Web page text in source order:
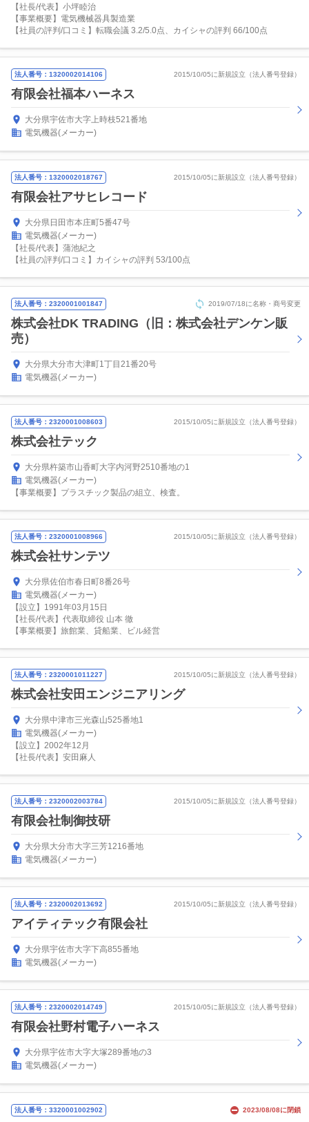
【社長/代表】小坪睦治
【事業概要】電気機械器具製造業
【社員の評判/口コミ】転職会議 3.2/5.0点、カイシャの評判 66/100点
法人番号：1320002014106 2015/10/05に新規設立（法人番号登録）
有限会社福本ハーネス
大分県宇佐市大字上時枝521番地
電気機器(メーカー)
法人番号：1320002018767 2015/10/05に新規設立（法人番号登録）
有限会社アサヒレコード
大分県日田市本庄町5番47号
電気機器(メーカー)
【社長/代表】蒲池紀之
【社員の評判/口コミ】カイシャの評判 53/100点
法人番号：2320001001847 2019/07/18に名称・商号変更
株式会社DK TRADING（旧：株式会社デンケン販
売）
大分県大分市大津町1丁目21番20号
電気機器(メーカー)
法人番号：2320001008603 2015/10/05に新規設立（法人番号登録）
株式会社テック
大分県杵築市山香町大字内河野2510番地の1
電気機器(メーカー)
【事業概要】プラスチック製品の組立、検査。
法人番号：2320001008966 2015/10/05に新規設立（法人番号登録）
株式会社サンテツ
大分県佐伯市春日町8番26号
電気機器(メーカー)
【設立】1991年03月15日
【社長/代表】代表取締役 山本 徹
【事業概要】旅館業、貸船業、ビル経営
法人番号：2320001011227 2015/10/05に新規設立（法人番号登録）
株式会社安田エンジニアリング
大分県中津市三光森山525番地1
電気機器(メーカー)
【設立】2002年12月
【社長/代表】安田麻人
法人番号：2320002003784 2015/10/05に新規設立（法人番号登録）
有限会社制御技研
大分県大分市大字三芳1216番地
電気機器(メーカー)
法人番号：2320002013692 2015/10/05に新規設立（法人番号登録）
アイティテック有限会社
大分県宇佐市大字下高855番地
電気機器(メーカー)
法人番号：2320002014749 2015/10/05に新規設立（法人番号登録）
有限会社野村電子ハーネス
大分県宇佐市大字大塚289番地の3
電気機器(メーカー)
法人番号：3320001002902 2023/08/08に閉鎖